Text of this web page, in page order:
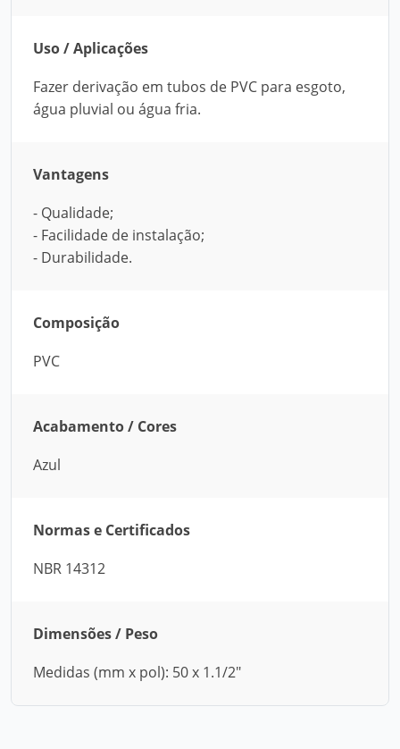
Uso / Aplicações
Fazer derivação em tubos de PVC para esgoto,
água pluvial ou água fria.
Vantagens
- Qualidade;
- Facilidade de instalação;
- Durabilidade.
Composição
PVC
Acabamento / Cores
Azul
Normas e Certificados
NBR 14312
Dimensões / Peso
Medidas (mm x pol): 50 x 1.1/2"